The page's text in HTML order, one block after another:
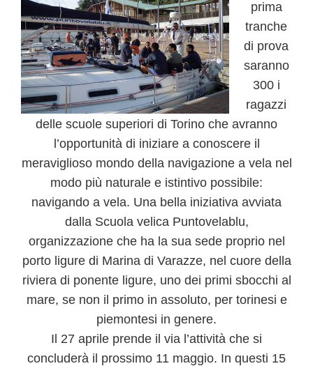
prima
tranche
di prova
saranno
300 i
ragazzi
delle scuole superiori di Torino che avranno
l’opportunità di iniziare a conoscere il
meraviglioso mondo della navigazione a vela nel
modo più naturale e istintivo possibile:
navigando a vela. Una bella iniziativa avviata
dalla Scuola velica Puntovelablu,
organizzazione che ha la sua sede proprio nel
porto ligure di Marina di Varazze, nel cuore della
riviera di ponente ligure, uno dei primi sbocchi al
mare, se non il primo in assoluto, per torinesi e
piemontesi in genere.
Il 27 aprile prende il via l’attività che si
concluderà il prossimo 11 maggio. In questi 15